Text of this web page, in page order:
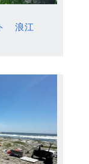
浪江